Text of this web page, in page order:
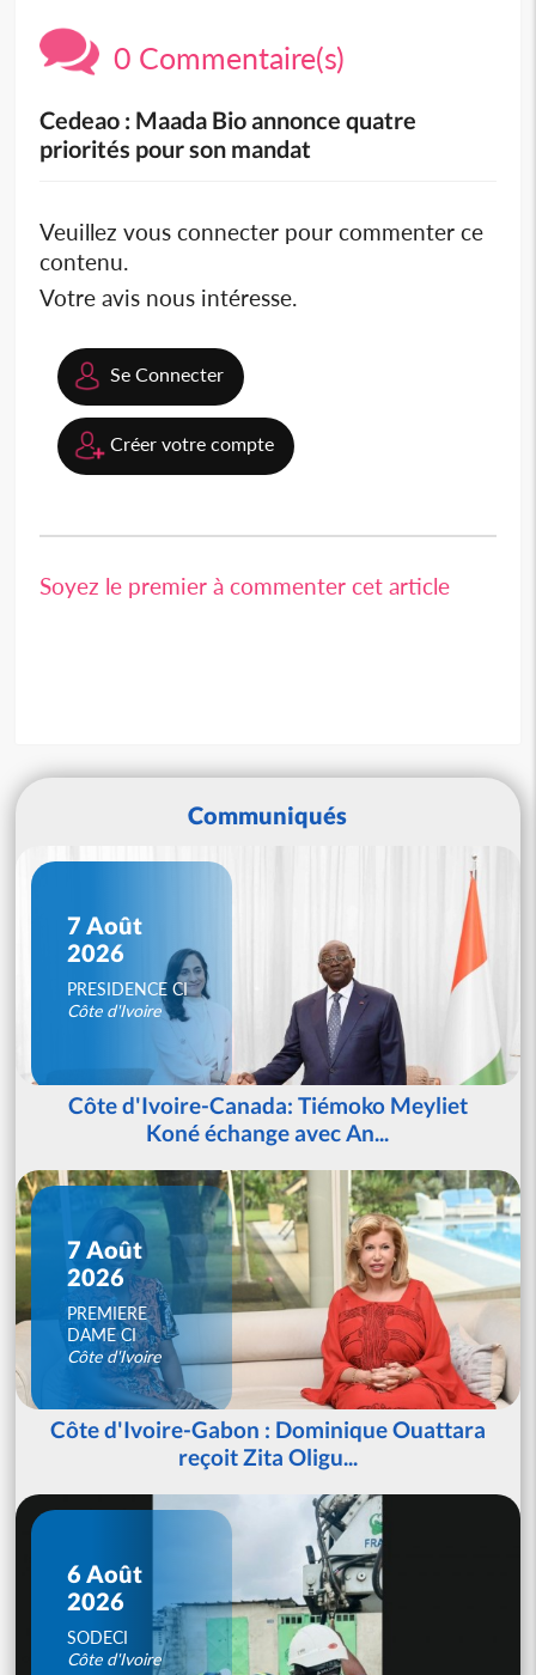
0 Commentaire(s)
Cedeao : Maada Bio annonce quatre
priorités pour son mandat
Veuillez vous connecter pour commenter ce
contenu.
Votre avis nous intéresse.
Se Connecter
Créer votre compte
Soyez le premier à commenter cet article
Communiqués
7 Août
2026
PRESIDENCE CI
Côte d'Ivoire
Côte d'Ivoire-Canada: Tiémoko Meyliet
Koné échange avec An...
7 Août
2026
PREMIERE
DAME CI
Côte d'Ivoire
Côte d'Ivoire-Gabon : Dominique Ouattara
reçoit Zita Oligu...
6 Août
2026
SODECI
Côte d'Ivoire